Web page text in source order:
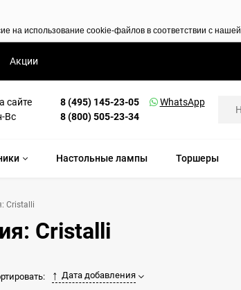
на использование cookie-файлов в соответствии с нашей
Акции
сайте
Вс
8 (495) 145-23-05
8 (800) 505-23-34
WhatsApp
Настольные лампы Торшеры
Cristalli
Cristalli
Дата добавления